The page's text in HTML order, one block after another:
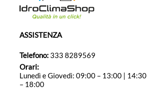
ASSISTENZA
Telefono: 333 8289569
Orari:
Lunedì e Giovedì: 09:00 – 13:00 | 14:30
– 18:00